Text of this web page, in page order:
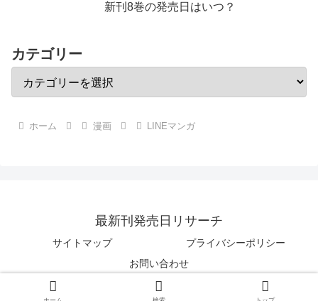
新刊8巻の発売日はいつ？
カテゴリー
ホーム 漫画 LINEマンガ
最新刊発売日リサーチ
サイトマップ
プライバシーポリシー
お問い合わせ
Copyright © 2018 最新刊発売日リサーチ All Rights Reserved.